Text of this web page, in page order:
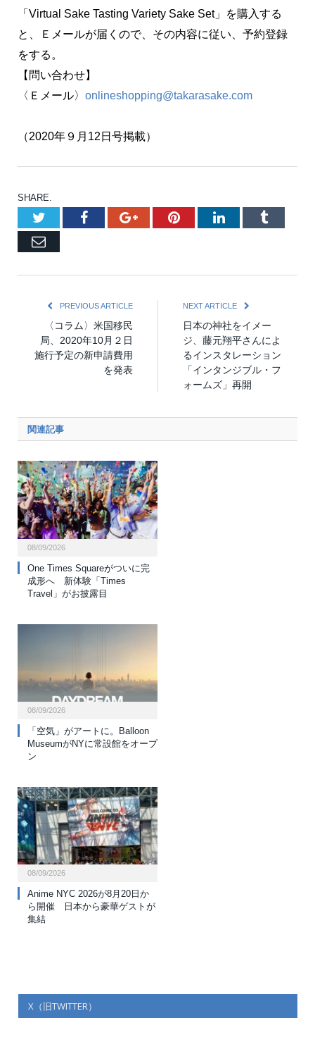
「Virtual Sake Tasting Variety Sake Set」を購入する
と、Ｅメールが届くので、その内容に従い、予約登録
をする。
【問い合わせ】
〈Ｅメール〉 onlineshopping@takarasake.com
（2020年９月12日号掲載）
SHARE.
TwitterFacebookGoogle+PinterestLinkedInTumblr
Email
PREVIOUS ARTICLE
〈コラム〉米国移民
局、2020年10月２日
施行予定の新申請費用
を発表
NEXT ARTICLE
日本の神社をイメー
ジ、藤元翔平さんによ
るインスタレーション
「インタンジブル・フ
ォームズ」再開
関連記事
08/09/2026
One Times Squareがついに完
成形へ 新体験「Times
Travel」がお披露目
08/09/2026
「空気」がアートに。Balloon
MuseumがNYに常設館をオープ
ン
08/09/2026
Anime NYC 2026が8月20日か
ら開催 日本から豪華ゲストが
集結
X（旧TWITTER）